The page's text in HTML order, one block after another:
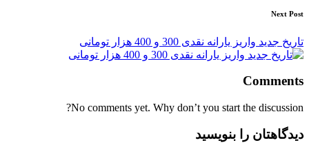
Next Post
تاریخ جدید واریز یارانه نقدی 300 و 400 هزار تومانی
Comments
No comments yet. Why don’t you start the discussion?
دیدگاهتان را بنویسید